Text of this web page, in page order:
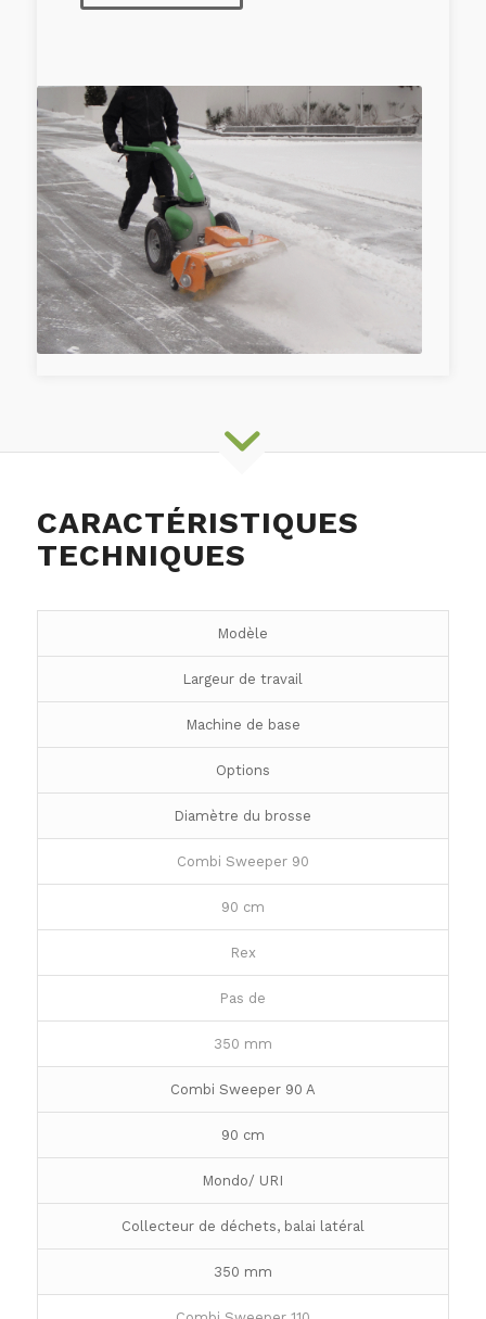
CARACTÉRISTIQUES
TECHNIQUES
Modèle
Largeur de travail
Machine de base
Options
Diamètre du brosse
Combi Sweeper 90
90 cm
Rex
Pas de
350 mm
Combi Sweeper 90 A
90 cm
Mondo/ URI
Collecteur de déchets, balai latéral
350 mm